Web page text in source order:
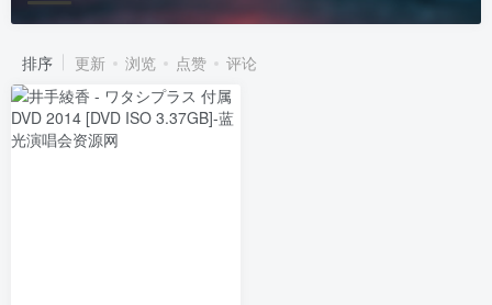
排序 更新 浏览 点赞 评论